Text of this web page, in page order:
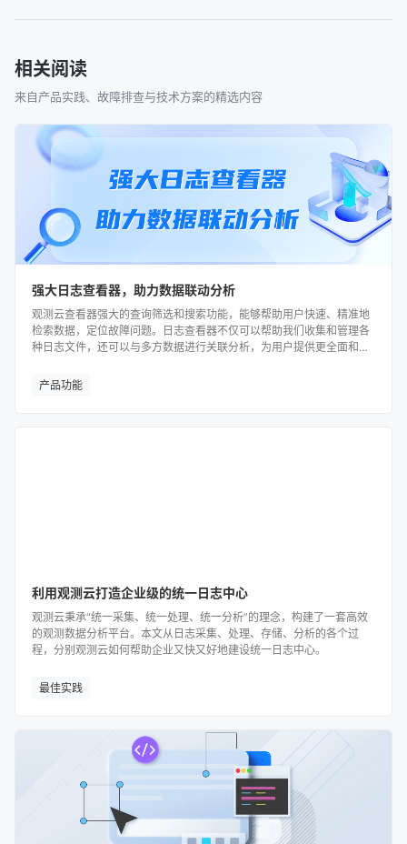
相关阅读
来自产品实践、故障排查与技术方案的精选内容
强大日志查看器，助力数据联动分析
观测云查看器强大的查询筛选和搜索功能，能够帮助用户快速、精准地
检索数据，定位故障问题。日志查看器不仅可以帮助我们收集和管理各
种日志文件，还可以与多方数据进行关联分析，为用户提供更全面和准
产品功能
利用观测云打造企业级的统一日志中心
观测云秉承“统一采集、统一处理、统一分析”的理念，构建了一套高效
的观测数据分析平台。本文从日志采集、处理、存储、分析的各个过
程，分别观测云如何帮助企业又快又好地建设统一日志中心。
最佳实践